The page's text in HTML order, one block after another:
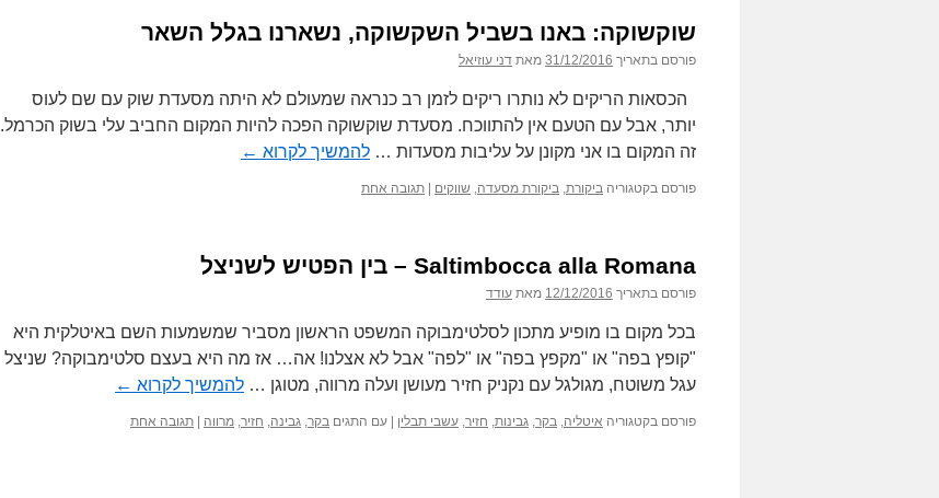
שוקשוקה: באנו בשביל השקשוקה, נשארנו בגלל השאר
פורסם בתאריך 31/12/2016 מאת דני עוזיאל
הכסאות הריקים לא נותרו ריקים לזמן רב כנראה שמעולם לא היתה מסעדת שוק עם שם לעוס
יותר, אבל עם הטעם אין להתווכח. מסעדת שוקשוקה הפכה להיות המקום החביב עלי בשוק הכרמל.
זה המקום בו אני מקונן על עליבות מסעדות … להמשיך לקרוא ←
פורסם בקטגוריה ביקורת, ביקורת מסעדה, שווקים תגובה אחת
Saltimbocca alla Romana – בין הפטיש לשניצל
פורסם בתאריך 12/12/2016 מאת עודד
בכל מקום בו מופיע מתכון לסלטימבוקה המשפט הראשון מסביר שמשמעות השם באיטלקית היא
"קופץ בפה" או "מקפץ בפה" או "לפה" אבל לא אצלנו! אה… אז מה היא בעצם סלטימבוקה? שניצל
עגל משוטח, מגולגל עם נקניק חזיר מעושן ועלה מרווה, מטוגן … להמשיך לקרוא ←
פורסם בקטגוריה איטליה, בקר, גבינות, חזיר, עשבי תבלין עם התגים בקר, גבינה, חזיר, מרווה תגובה אחת